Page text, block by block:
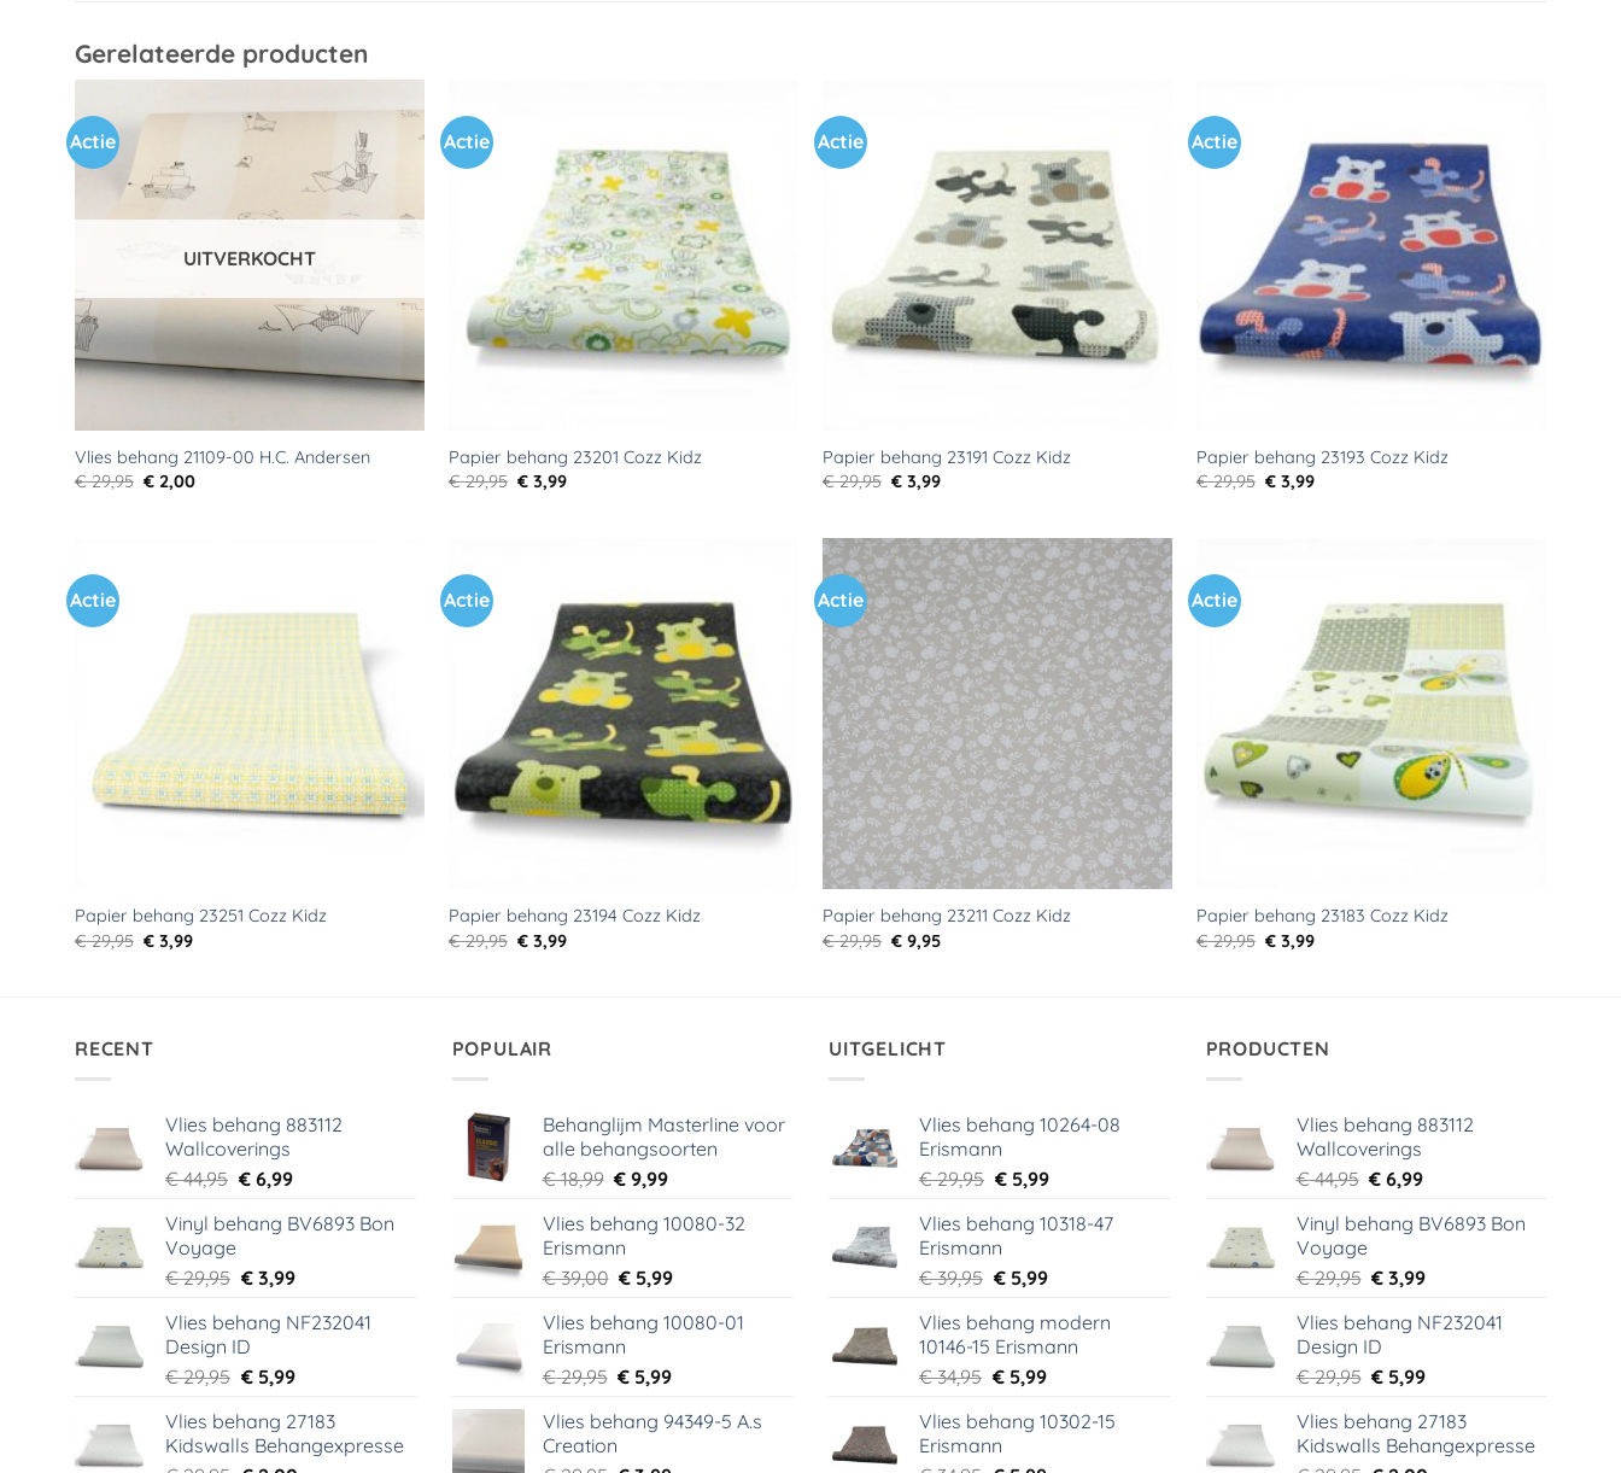
Gerelateerde producten
Actie
Toevoegen
aan
verlanglijst
UITVERKOCHT
Vlies behang 21109-00 H.C. Andersen
€29,95 Oorspronkelijke
€ 2,00Huidige
Actie
verlanglijst
Papier behang 23201 Cozz Kidz
€29,95 Oorspronkelijke
€ 3,99Huidige
Actie
verlanglijst
Papier behang 23191 Cozz Kidz
€29,95 Oorspronkelijke
€ 3,99Huidige
Actie
Toevoegen
aan
verlanglijst
Papier behang 23193 Cozz Kidz
€29,95 Oorspronkelijke
€ 3,99Huidige
Actie
verlanglijst
Papier behang 23251 Cozz Kidz
€29,95 Oorspronkelijke
prijs
€ 3,99Huidige
Actie
Toevoegen
aan
verlanglijst
Papier behang 23194 Cozz Kidz
€29,95 Oorspronkelijke
prijs
€ 3,99Huidige
Actie
Toevoegen
aan
verlanglijst
Papier behang 23211 Cozz Kidz
€29,95 Oorspronkelijke
prijs
€ 9,95Huidige
Actie
Toevoegen
Papier behang 23183 Cozz Kidz
€29,95 Oorspronkelijke
prijs
€ 3,99Huidige
RECENT
Vlies behang 883112
Wallcoverings
€44,95 Oorspronkelijke
was:
€6,99Huidige
is:
Vinyl behang BV6893 Bon
Voyage
€29,95 Oorspronkelijke
was:
€ 29,95.
€3,99Huidige
is:
Vlies behang NF232041
Design ID
€29,95 Oorspronkelijke
was:
€ 29,95.
€5,99Huidige
is:
€ 5,99.
Vlies behang 27183
Kidswalls Behangexpresse
POPULAIR
Behanglijm Masterline voor
alle behangsoorten
€18,99 Oorspronkelijke
was:
€ 18,99.
€ 9,99Huidige
is:
Vlies behang 10080-32
Erismann
€39,00 Oorspronkelijke
was:
€ 39,00.
€ 5,99Huidige
is:
Vlies behang 10080-01
Erismann
€29,95 Oorspronkelijke
was:
€ 5,99Huidige
is:
Vlies behang 94349-5 A.s
Creation
UITGELICHT
Vlies behang 10264-08
Erismann
€29,95 Oorspronkelijke
was:
€ 29,95.
€5,99Huidige
is:
Vlies behang 10318-47
Erismann
€39,95 Oorspronkelijke
was:
€ 39,95.
€5,99Huidige
is:
€ 5,99.
Vlies behang modern
10146-15 Erismann
€34,95 Oorspronkelijke
was:
€ 34,95.
€5,99Huidige
is:
Vlies behang 10302-15
Erismann
PRODUCTEN
Vlies behang 883112
Wallcoverings
€44,95 Oorspronkelijke
was:
€ 6,99Huidige
is:
Vinyl behang BV6893 Bon
Voyage
€29,95 Oorspronkelijke
was:
€ 29,95.
€ 3,99Huidige
is:
Vlies behang NF232041
Design ID
€29,95 Oorspronkelijke
was:
€ 29,95.
€ 5,99Huidige
is:
€ 5,99.
Vlies behang 27183
Kidswalls Behangexpresse